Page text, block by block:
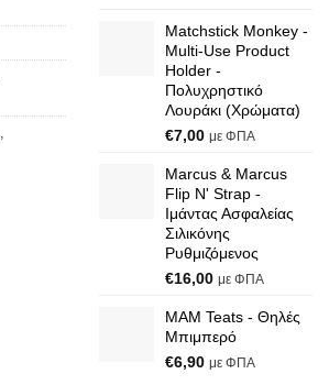
Matchstick Monkey -
Multi-Use Product
Holder -
Πολυχρηστικό
Λουράκι (Χρώματα)
€7,00 με ΦΠΑ
Marcus & Marcus
Flip N' Strap -
Ιμάντας Ασφαλείας
Σιλικόνης
Ρυθμιζόμενος
€16,00 με ΦΠΑ
MAM Teats - Θηλές
Μπιμπερό
€6,90 με ΦΠΑ